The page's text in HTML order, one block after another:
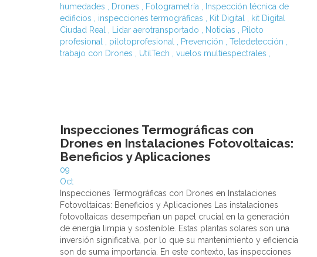
humedades
Drones Fotogrametría
Inspección técnica de
edificios
inspecciones termográficas Kit Digital
kit Digital
Ciudad Real
Lidar aerotransportado Noticias
Piloto
profesional
pilotoprofesional Prevención Teledetección
trabajo con Drones
UtilTech vuelos multiespectrales
Inspecciones Termográficas con
Drones en Instalaciones Fotovoltaicas:
Beneficios y Aplicaciones
09
Oct
Inspecciones Termográficas con Drones en Instalaciones
Fotovoltaicas: Beneficios y Aplicaciones Las instalaciones
fotovoltaicas desempeñan un papel crucial en la generación
de energía limpia y sostenible. Estas plantas solares son una
inversión significativa, por lo que su mantenimiento y eficiencia
son de suma importancia. En este contexto, las inspecciones